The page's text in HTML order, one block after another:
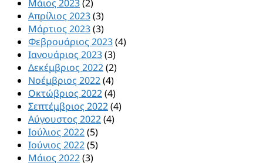
Μάιος 2023(2)
Απρίλιος 2023(3)
Μάρτιος 2023(3)
Φεβρουάριος 2023(4)
Ιανουάριος 2023(3)
Δεκέμβριος 2022(2)
Νοέμβριος 2022(4)
Οκτώβριος 2022(4)
Σεπτέμβριος 2022(4)
Αύγουστος 2022(4)
Ιούλιος 2022(5)
Ιούνιος 2022(5)
Μάιος 2022(3)